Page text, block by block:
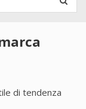
di tendenza